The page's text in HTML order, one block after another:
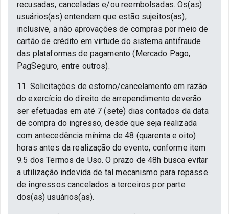
recusadas, canceladas e/ou reembolsadas. Os(as)
usuários(as) entendem que estão sujeitos(as),
inclusive, a não aprovações de compras por meio de
cartão de crédito em virtude do sistema antifraude
das plataformas de pagamento (Mercado Pago,
PagSeguro, entre outros).
11. Solicitações de estorno/cancelamento em razão
do exercício do direito de arrependimento deverão
ser efetuadas em até 7 (sete) dias contados da data
de compra do ingresso, desde que seja realizada
com antecedência mínima de 48 (quarenta e oito)
horas antes da realização do evento, conforme item
9.5 dos Termos de Uso. O prazo de 48h busca evitar
a utilização indevida de tal mecanismo para repasse
de ingressos cancelados a terceiros por parte
dos(as) usuários(as).